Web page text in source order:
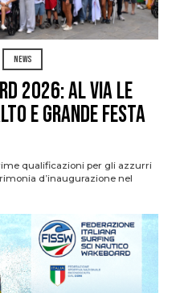
NEWS
2026: al via le
e grande festa
qualificazioni per gli azzurri
d’inaugurazione nel